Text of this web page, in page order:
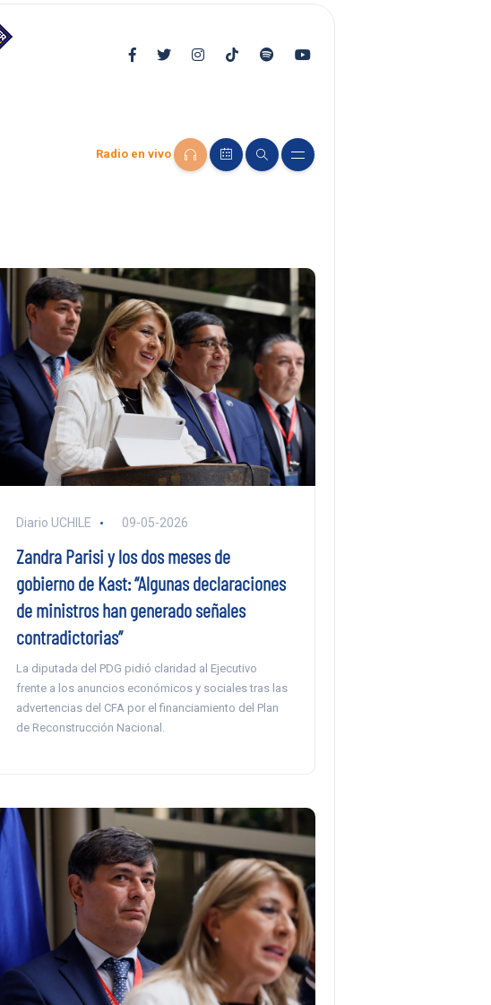
Radio en vivo
Diario UCHILE 09-05-2026
Zandra Parisi y los dos meses de
gobierno de Kast: “Algunas declaraciones
de ministros han generado señales
contradictorias”
La diputada del PDG pidió claridad al Ejecutivo
frente a los anuncios económicos y sociales tras las
advertencias del CFA por el financiamiento del Plan
de Reconstrucción Nacional.